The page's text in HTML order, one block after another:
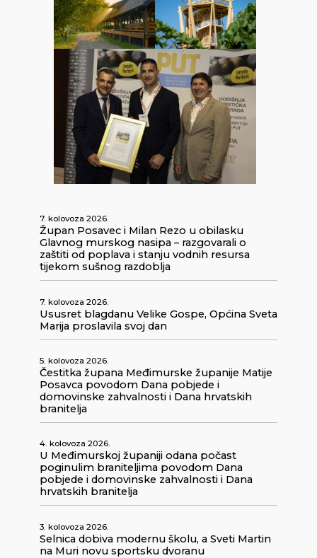
7. kolovoza 2026.
Župan Posavec i Milan Rezo u obilasku
Glavnog murskog nasipa – razgovarali o
zaštiti od poplava i stanju vodnih resursa
tijekom sušnog razdoblja
7. kolovoza 2026.
Ususret blagdanu Velike Gospe, Općina Sveta
Marija proslavila svoj dan
5. kolovoza 2026.
Čestitka župana Međimurske županije Matije
Posavca povodom Dana pobjede i
domovinske zahvalnosti i Dana hrvatskih
branitelja
4. kolovoza 2026.
U Međimurskoj županiji odana počast
poginulim braniteljima povodom Dana
pobjede i domovinske zahvalnosti i Dana
hrvatskih branitelja
3. kolovoza 2026.
Selnica dobiva modernu školu, a Sveti Martin
na Muri novu sportsku dvoranu